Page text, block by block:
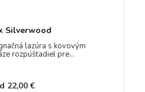
Silverwood
lazúra s kovovým
rozpúšťadiel pre…
22,00€